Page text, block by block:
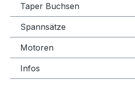
Taper Buchsen
Spannsätze
Motoren
Infos